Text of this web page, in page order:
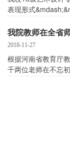
表现形式
我院教师在全省
2018-11-27
根据河南省教育厅
千两位老师在不忘